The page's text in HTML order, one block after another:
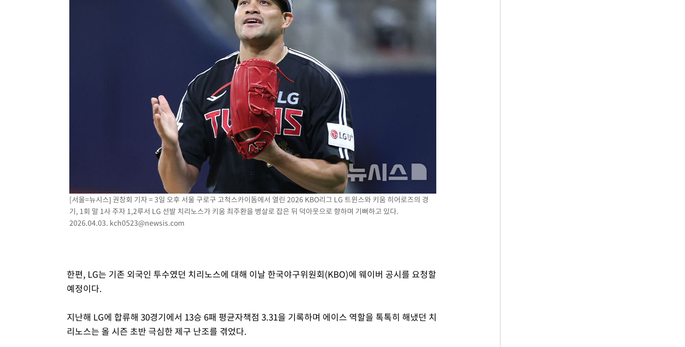
[서울=뉴시스] 권창회 기자 = 3일 오후 서울 구로구 고척스카이돔에서 열린 2026 KBO리그 LG 트윈스와 키움 히어로즈의 경
기, 1회 말 1사 주자 1,2루서 LG 선발 치리노스가 키움 최주환을 병살로 잡은 뒤 덕아웃으로 향하며 기뻐하고 있다.
2026.04.03. kch0523@newsis.com
한편, LG는 기존 외국인 투수였던 치리노스에 대해 이날 한국야구위원회(KBO)에 웨이버 공시를 요청할
예정이다.
지난해 LG에 합류해 30경기에서 13승 6패 평균자책점 3.31을 기록하며 에이스 역할을 톡톡히 해냈던 치
리노스는 올 시즌 초반 극심한 제구 난조를 겪었다.